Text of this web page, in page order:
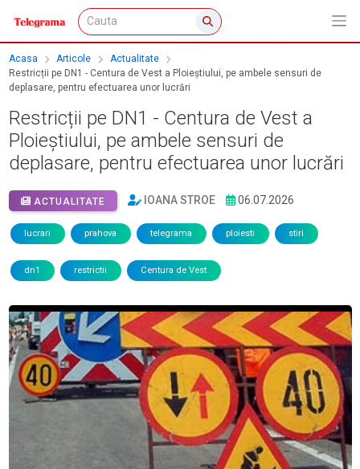
Acasa Articole
Actualitate
Restricții pe DN1 - Centura de Vest a Ploieștiului, pe ambele sensuri de
deplasare, pentru efectuarea unor lucrări
Restricții pe DN1 - Centura de Vest a
Ploieștiului, pe ambele sensuri de
deplasare, pentru efectuarea unor lucrări
ACTUALITATE IOANA STROE 06.07.2026
lucrari prahova telegrama ploiesti stiri
dn1 restrictii Centura de Vest